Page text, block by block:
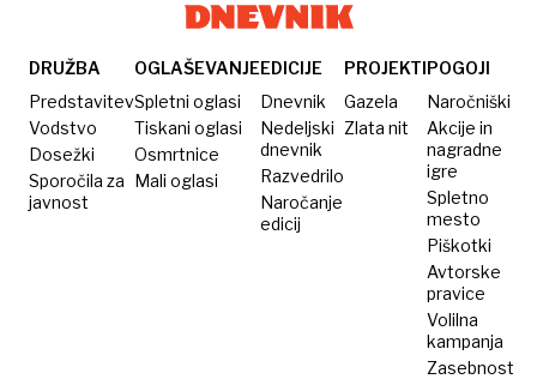
DRUŽBA
Predstavitev
Vodstvo
Dosežki
Sporočila za
javnost
OGLAŠEVANJE
Spletni oglasi
Tiskani oglasi
Osmrtnice
Mali oglasi
EDICIJE
Dnevnik
Nedeljski
dnevnik
Razvedrilo
Naročanje
edicij
PROJEKTI
Gazela
Zlata nit
POGOJI
Naročniški
Akcije in
nagradne
igre
Spletno
mesto
Piškotki
Avtorske
pravice
Volilna
kampanja
Zasebnost